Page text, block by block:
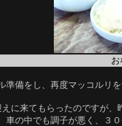
準備をし、再度マッコルリ
に来てもらったのですが
車の中でも調子が悪く、３